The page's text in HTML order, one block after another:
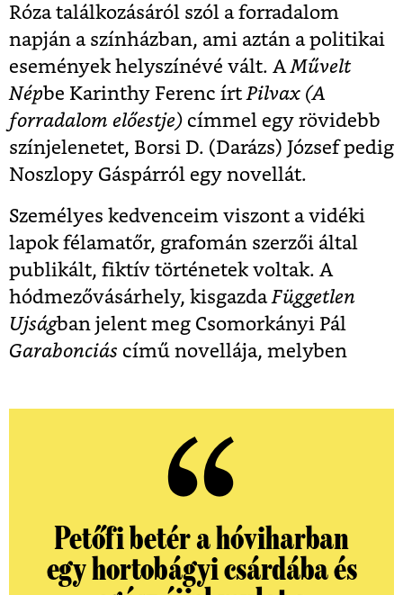
Róza találkozásáról szól a forradalom
napján a színházban, ami aztán a politikai
események helyszínévé vált. A Művelt
Népbe Karinthy Ferenc írt Pilvax (A
forradalom előestje) címmel egy rövidebb
színjelenetet, Borsi D. (Darázs) József pedig
Noszlopy Gáspárról egy novellát.
Személyes kedvenceim viszont a vidéki
lapok félamatőr, grafomán szerzői által
publikált, fiktív történetek voltak. A
hódmezővásárhely, kisgazdaFüggetlen
Ujságban jelent meg Csomorkányi Pál
Garabonciás című novellája, melyben
Petőfi betér a hóviharban
egy hortobágyi csárdába és